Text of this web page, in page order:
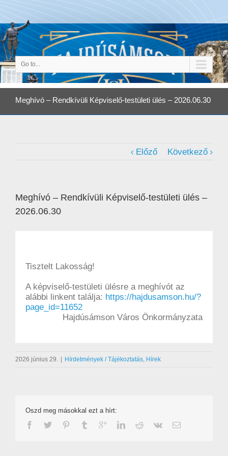
Go to...
Meghívó – Rendkívüli Képviselő-testületi ülés – 2026.06.30
Előző Következő
Meghívó – Rendkívüli Képviselő-testületi ülés –
2026.06.30
Tisztelt Lakosság!
A képviselő-testületi ülésre a meghívót az
alábbi linkent találja: https://hajdusamson.hu/?
page_id=11652
Hajdúsámson Város Önkormányzata
2026 június 29. Hírdetmények / Tájékoztatás, Hírek
Oszd meg másokkal ezt a hírt: